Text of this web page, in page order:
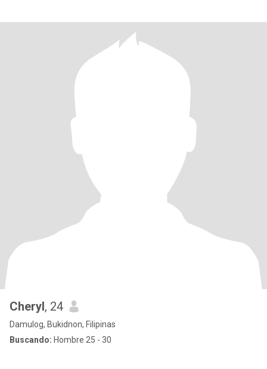
Cheryl, 24
Damulog, Bukidnon, Filipinas
Buscando: Hombre 25 - 30